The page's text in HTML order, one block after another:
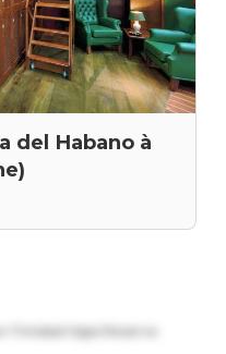
del Habano à
Trinidad Vigia Reserva